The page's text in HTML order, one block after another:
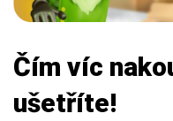
Čím víc
ušetříte!